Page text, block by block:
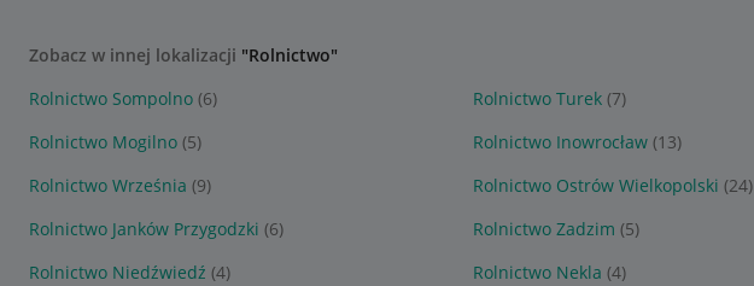
Zobacz w innej lokalizacji "Rolnictwo"
Rolnictwo Sompolno (6) Rolnictwo Turek (7)
Rolnictwo Mogilno (5) Rolnictwo Inowrocław (13)
Rolnictwo Września (9) Rolnictwo Ostrów Wielkopolski (24)
Rolnictwo Janków Przygodzki (6) Rolnictwo Zadzim (5)
Rolnictwo Niedźwiedź (4) Rolnictwo Nekla (4)